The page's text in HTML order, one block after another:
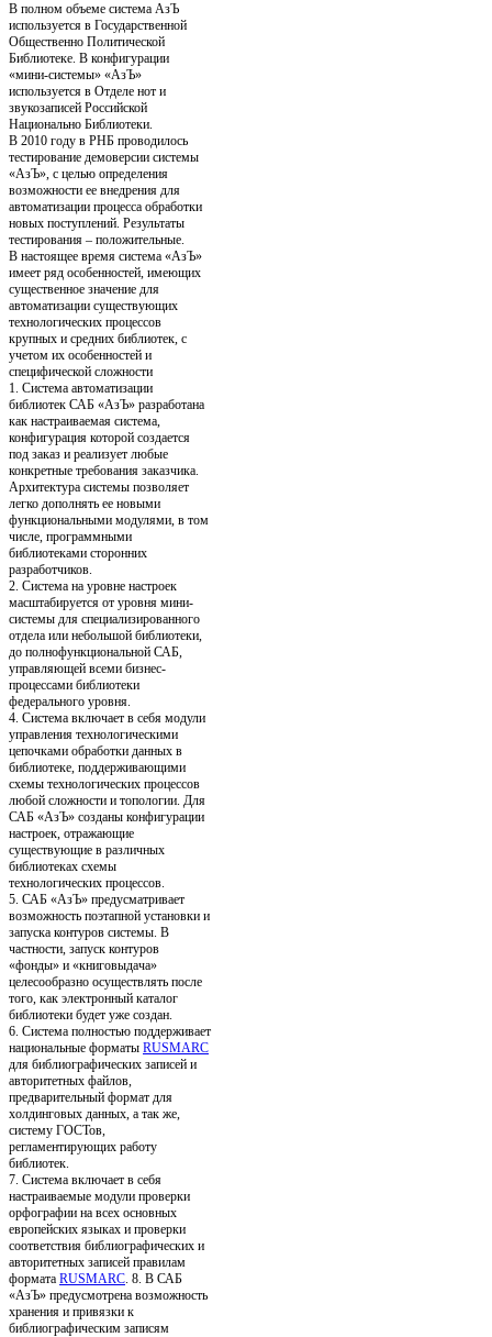
В полном объеме система АзЪ
используется в Государственной
Общественно Политической
Библиотеке. В конфигурации
«мини-системы» «АзЪ»
используется в Отделе нот и
звукозаписей Российской
Национально Библиотеки.
В 2010 году в РНБ проводилось
тестирование демоверсии системы
«АзЪ», с целью определения
возможности ее внедрения для
автоматизации процесса обработки
новых поступлений. Результаты
тестирования – положительные.
В настоящее время система «АзЪ»
имеет ряд особенностей, имеющих
существенное значение для
автоматизации существующих
технологических процессов
крупных и средних библиотек, с
учетом их особенностей и
специфической сложности
1. Система автоматизации
библиотек САБ «АзЪ» разработана
как настраиваемая система,
конфигурация которой создается
под заказ и реализует любые
конкретные требования заказчика.
Архитектура системы позволяет
легко дополнять ее новыми
функциональными модулями, в том
числе, программными
библиотеками сторонних
разработчиков.
2. Система на уровне настроек
масштабируется от уровня мини-
системы для специализированного
отдела или небольшой библиотеки,
до полнофункциональной САБ,
управляющей всеми бизнес-
процессами библиотеки
федерального уровня.
4. Система включает в себя модули
управления технологическими
цепочками обработки данных в
библиотеке, поддерживающими
схемы технологических процессов
любой сложности и топологии. Для
САБ «АзЪ» созданы конфигурации
настроек, отражающие
существующие в различных
библиотеках схемы
технологических процессов.
5. САБ «АзЪ» предусматривает
возможность поэтапной установки и
запуска контуров системы. В
частности, запуск контуров
«фонды» и «книговыдача»
целесообразно осуществлять после
того, как электронный каталог
библиотеки будет уже создан.
6. Система полностью поддерживает
национальные форматы RUSMARC
для библиографических записей и
авторитетных файлов,
предварительный формат для
холдинговых данных, а так же,
систему ГОСТов,
регламентирующих работу
библиотек.
7. Система включает в себя
настраиваемые модули проверки
орфографии на всех основных
европейских языках и проверки
соответствия библиографических и
авторитетных записей правилам
формата RUSMARC. 8. В САБ
«АзЪ» предусмотрена возможность
хранения и привязки к
библиографическим записям